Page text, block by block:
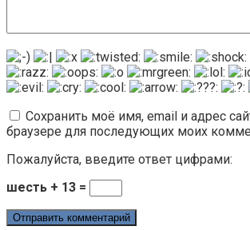
Сохранить моё имя, email и адрес
браузере для последующих моих
Пожалуйста, введите ответ цифрами:
шесть + 13 =